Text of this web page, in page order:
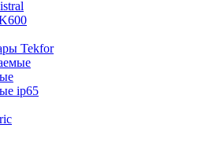
Tekfor
ip65